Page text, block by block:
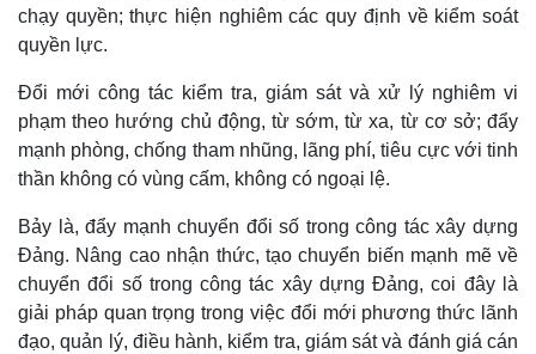
chạy quyền; thực hiện nghiêm các quy định về kiểm soát
quyền lực.
Đổi mới công tác kiểm tra, giám sát và xử lý nghiêm vi
phạm theo hướng chủ động, từ sớm, từ xa, từ cơ sở; đẩy
mạnh phòng, chống tham nhũng, lãng phí, tiêu cực với tinh
thần không có vùng cấm, không có ngoại lệ.
Bảy là, đẩy mạnh chuyển đổi số trong công tác xây dựng
Đảng. Nâng cao nhận thức, tạo chuyển biến mạnh mẽ về
chuyển đổi số trong công tác xây dựng Đảng, coi đây là
giải pháp quan trọng trong việc đổi mới phương thức lãnh
đạo, quản lý, điều hành, kiểm tra, giám sát và đánh giá cán